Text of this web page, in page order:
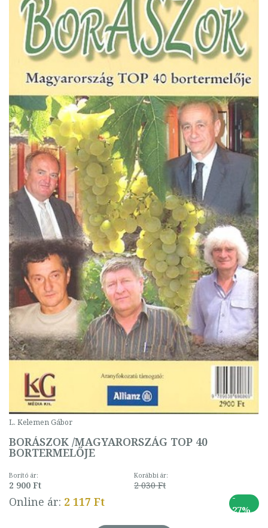
L. Kelemen Gábor
BORÁSZOK /MAGYARORSZÁG TOP 40
BORTERMELŐJE
Borító ár:
2 900 Ft
Korábbi ár:
2 030 Ft
Online ár: 2 117 Ft
-
27%